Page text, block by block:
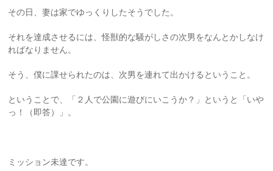
その日、妻は家でゆっくりしたそうでした。
それを達成させるには、怪獣的な騒がしさの次男をなんとかしなけ
ればなりません。
そう、僕に課せられたのは、次男を連れて出かけるということ。
ということで、「２人で公園に遊びにいこうか？」というと「いや
っ！（即答）」。
ミッション未達です。